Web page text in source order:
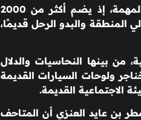
ويبرز متحف المواطن عبدالمجيد الحازمي كأحد النماذج التراثية المهمة، إذ يضم أكثر من 2000
المنطقة والبدو الرحل قديمًا،
أكثر من 3 آلاف قطعة تراثية، من بينها النحاسيات والدلال
ولوحات السيارات القديمة
الاجتماعية القديمة.
بن عايد العنزي أن المتاحف